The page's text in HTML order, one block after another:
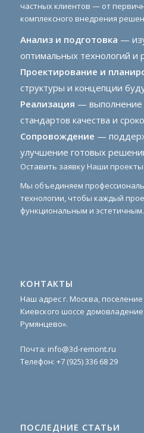
частных клиентов — от
комплексного внедрения
Анализ и подготовка —
оптимальных технологий и
Проектирование и
структуры и концепции
Реализация — выполнение
стандартов качества и
Сопровождение —
улучшение готовых
Оставить заявку Наши проекты
Мы объединяем
технологии, чтобы каждый
функциональным и эстетичным.
КОНТАКТЫ
Наш адрес г. Москва,
Киевского шоссе
Румянцево».
Почта: info@3d-remont.ru
Телефон: +7 (925) 336 68 29
ПОСЛЕДНИЕ СТАТЬИ